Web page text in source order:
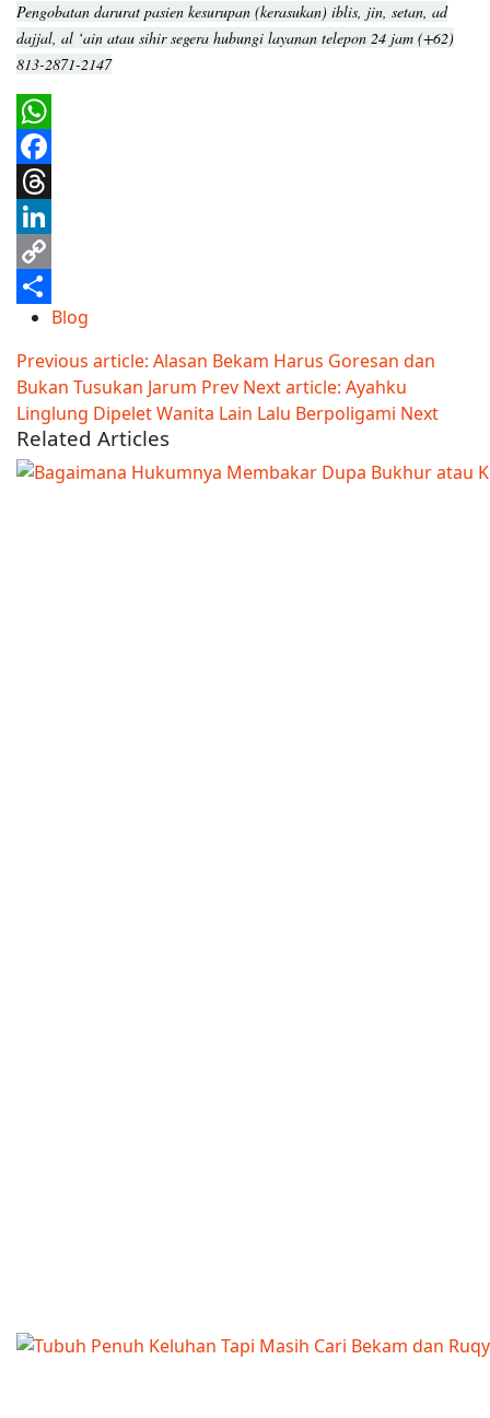
Pengobatan darurat pasien kesurupan (kerasukan) iblis, jin, setan, ad
dajjal, al ‘ain atau sihir segera hubungi layanan telepon 24 jam (+62)
813-2871-2147
WhatsApp
Facebook
Threads
LinkedIn
Copy
Link
ShareBlog
Previous article: Alasan Bekam Harus Goresan dan
Bukan Tusukan Jarum Prev Next article: Ayahku
Linglung Dipelet Wanita Lain Lalu Berpoligami Next
Related Articles